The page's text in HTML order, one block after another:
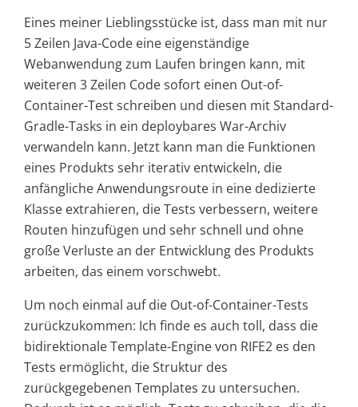
Eines meiner Lieblingsstücke ist, dass man mit nur
5 Zeilen Java-Code eine eigenständige
Webanwendung zum Laufen bringen kann, mit
weiteren 3 Zeilen Code sofort einen Out-of-
Container-Test schreiben und diesen mit Standard-
Gradle-Tasks in ein deploybares War-Archiv
verwandeln kann. Jetzt kann man die Funktionen
eines Produkts sehr iterativ entwickeln, die
anfängliche Anwendungsroute in eine dedizierte
Klasse extrahieren, die Tests verbessern, weitere
Routen hinzufügen und sehr schnell und ohne
große Verluste an der Entwicklung des Produkts
arbeiten, das einem vorschwebt.
Um noch einmal auf die Out-of-Container-Tests
zurückzukommen: Ich finde es auch toll, dass die
bidirektionale Template-Engine von RIFE2 es den
Tests ermöglicht, die Struktur des
zurückgegebenen Templates zu untersuchen.